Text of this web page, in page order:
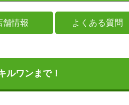
舗情報 よくある質問
ルワンまで！